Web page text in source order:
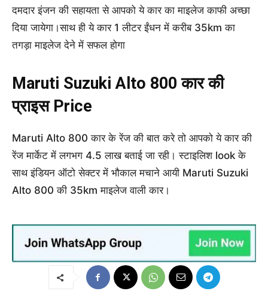
दमदार इंजन की सहायता से आपको ये कार का माइलेज काफी अच्छा
दिया जायेगा।साथ ही ये कार 1 लीटर ईंधन में करीब 35km का
तगड़ा माइलेज देने में सफल होगा
Maruti Suzuki Alto 800 कार की
प्राइस Price
Maruti Alto 800 कार के रेंज की बात करे तो आपको ये कार की
रेंज मार्केट में लगभग 4.5 लाख बताई जा रही। स्टाइलिश look के
साथ इंडियन ऑटो सेक्टर में भौकाल मचाने आयी Maruti Suzuki
Alto 800 की 35km माइलेज वाली कार।